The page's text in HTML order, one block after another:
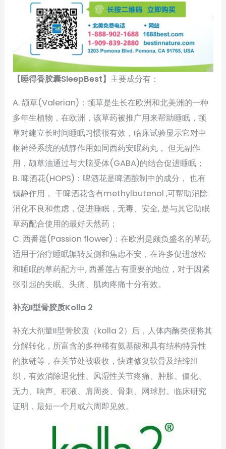
【睡得香胶囊SleepBest】主要成分有：
A. 颉草(Valerian)：颉草是生长在欧洲和北美洲的一种
多年生植物，在欧洲，该草药被推广用来帮助睡眠，颉
草对建立长时间睡眠习惯很有效，临床试验显示它对中
枢神经系统的镇静作用如同西药安眠药丸， 但无副作
用，颉草油通过与大脑受体(GABA)的结合促进睡眠；
B. 啤酒花(HOPS)：啤酒花是啤酒酿制中的成分， 也有
镇静作用， 干啤酒花含有methylbutenol ,可帮助消除
消化不良和焦虑，促进睡眠，无毒、安全, 是与其它助眠
草药配合使用的最好天然药；
C. 西番莲(Passion flower)：在欧洲是颇负盛名的草药,
适用于治疗睡眠辗转反侧和焦虑不安，在许多促进放松
和睡眠的草药配方中, 西番莲占有重要的地位，对于因紧
张引起的失眠、头痛、肌肉疼痛十分有效。
补充II型骨胶质Kolla 2
补充大剂量II型骨胶质（kolla 2）后，人体内酶类便将其
分解转化，所富含的多种稀有氨基酸和具有结构特异性
的肽链等，在关节处被吸收，快速修复软骨及结缔组
织，有效消除退化性、风湿性关节疼痛、肿胀、僵化、
无力、响声、积液、肩周炎、骨刺、网球肘。临床研究
证明，最短一个月或六周即见效。